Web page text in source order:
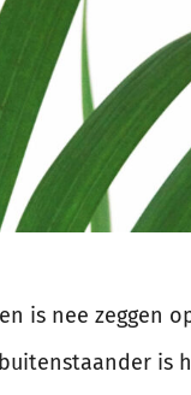
is nee zeggen
is